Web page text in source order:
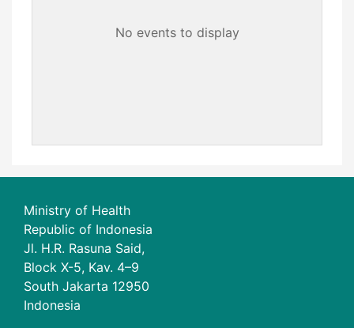
No events to display
Ministry of Health
Republic of Indonesia
Jl. H.R. Rasuna Said,
Block X-5, Kav. 4–9
South Jakarta 12950
Indonesia